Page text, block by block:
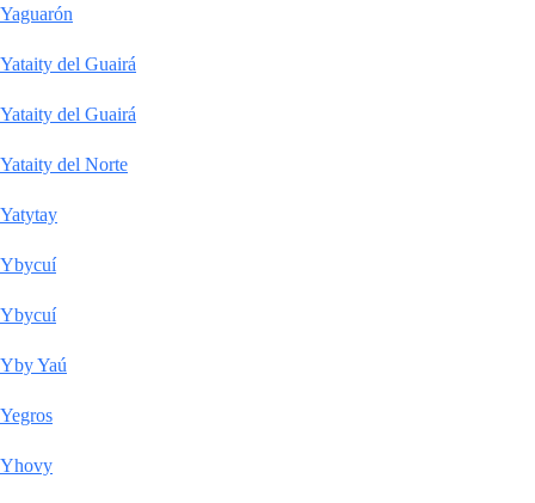
Yaguarón
Yataity del Guairá
Yataity del Guairá
Yataity del Norte
Yatytay
Ybycuí
Ybycuí
Yby Yaú
Yegros
Yhovy